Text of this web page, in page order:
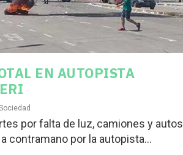
EN AUTOPISTA
por falta de luz, camiones y autos
contramano por la autopista...